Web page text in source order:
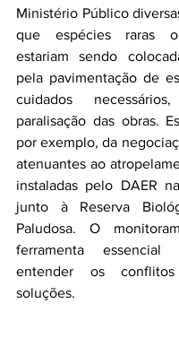
Ministério Público
que espécies raras
estariam sendo
pela pavimentação de
cuidados
paralisação das obras.
por exemplo, da
atenuantes ao
instaladas pelo DAER
junto à Reserva
Paludosa. O
ferramenta
entender os
soluções.